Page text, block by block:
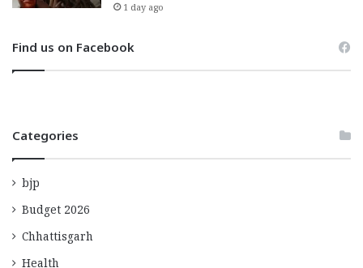
1 day ago
Find us on Facebook
Categories
bjp
Budget 2026
Chhattisgarh